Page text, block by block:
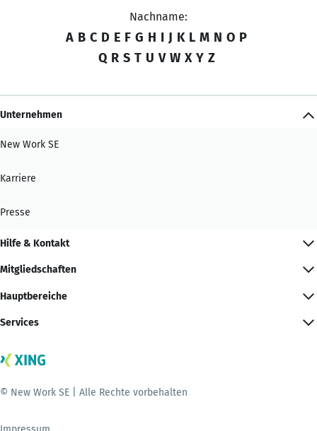
Nachname:
A B C D E F G H I J K L M N O P
Q R S T U V W X Y Z
Unternehmen
New Work SE
Karriere
Presse
Hilfe & Kontakt
Mitgliedschaften
Hauptbereiche
Services
© New Work SE | Alle Rechte vorbehalten